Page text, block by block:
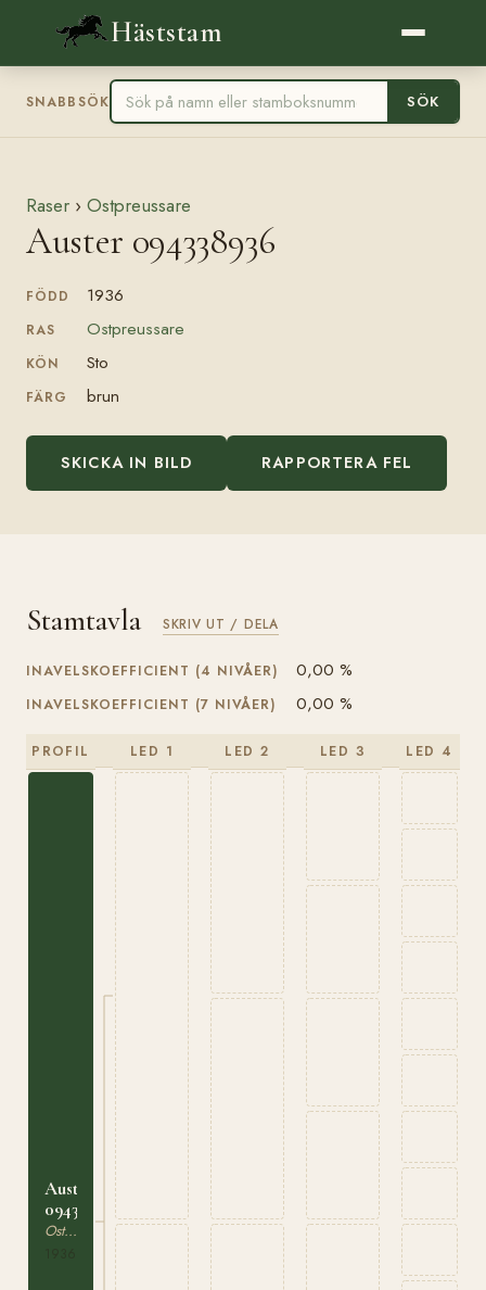
Häststam
SNABBSÖK SÖK
Raser › Ostpreussare
Auster 094338936
FÖDD 1936
RAS Ostpreussare
KÖN Sto
FÄRG brun
SKICKA IN BILD RAPPORTERA FEL
Stamtavla SKRIV UT / DELA
INAVELSKOEFFICIENT (4 NIVÅER) 0,00 %
INAVELSKOEFFICIENT (7 NIVÅER) 0,00 %
PROFIL
Auster
094338936
Ostpreussare
LED 1 LED 2 LED 3 LED 4